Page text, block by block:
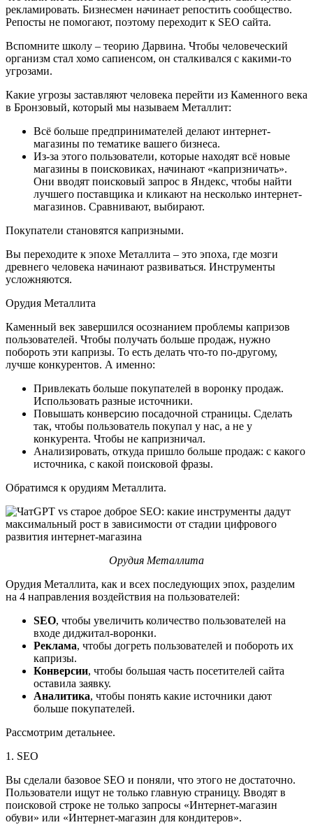
рекламировать. Бизнесмен начинает репостить сообщество.
Репосты не помогают, поэтому переходит к SEO сайта.
Вспомните школу – теорию Дарвина. Чтобы человеческий
организм стал хомо сапиенсом, он сталкивался с какими-то
угрозами.
Какие угрозы заставляют человека перейти из Каменного века
в Бронзовый, который мы называем Металлит:
Всё больше предпринимателей делают интернет-
магазины по тематике вашего бизнеса.
Из-за этого пользователи, которые находят всё новые
магазины в поисковиках, начинают «капризничать».
Они вводят поисковый запрос в Яндекс, чтобы найти
лучшего поставщика и кликают на несколько интернет-
магазинов. Сравнивают, выбирают.
Покупатели становятся капризными.
Вы переходите к эпохе Металлита – это эпоха, где мозги
древнего человека начинают развиваться. Инструменты
усложняются.
Орудия Металлита
Каменный век завершился осознанием проблемы капризов
пользователей. Чтобы получать больше продаж, нужно
побороть эти капризы. То есть делать что-то по-другому,
лучше конкурентов. А именно:
Привлекать больше покупателей в воронку продаж.
Использовать разные источники.
Повышать конверсию посадочной страницы. Сделать
так, чтобы пользователь покупал у нас, а не у
конкурента. Чтобы не капризничал.
Анализировать, откуда пришло больше продаж: с какого
источника, с какой поисковой фразы.
Обратимся к орудиям Металлита.
Орудия Металлита
Орудия Металлита, как и всех последующих эпох, разделим
на 4 направления воздействия на пользователей:
SEO, чтобы увеличить количество пользователей на
входе диджитал-воронки.
Реклама, чтобы догреть пользователей и побороть их
капризы.
Конверсии, чтобы большая часть посетителей сайта
оставила заявку.
Аналитика, чтобы понять какие источники дают
больше покупателей.
Рассмотрим детальнее.
1. SEO
Вы сделали базовое SEO и поняли, что этого не достаточно.
Пользователи ищут не только главную страницу. Вводят в
поисковой строке не только запросы «Интернет-магазин
обуви» или «Интернет-магазин для кондитеров».